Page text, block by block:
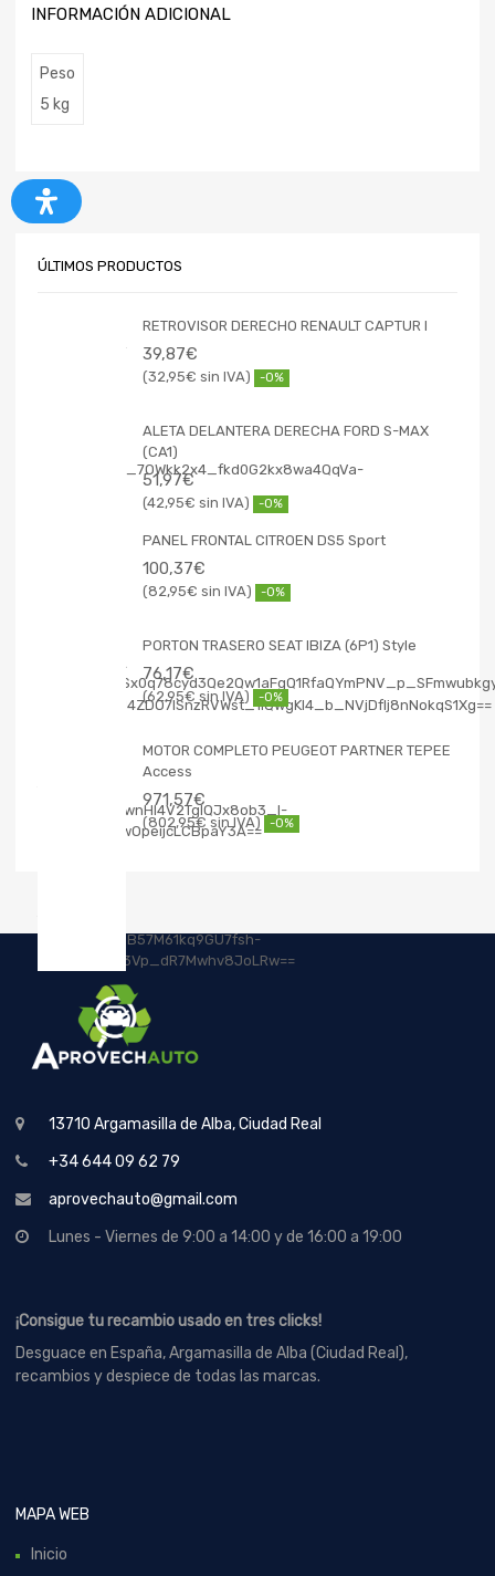
INFORMACIÓN ADICIONAL
Peso
5 kg
ÚLTIMOS PRODUCTOS
RETROVISOR DERECHO RENAULT CAPTUR I
39,87€
32,95€ -0%
ALETA DELANTERA DERECHA FORD S-MAX
(CA1)
51,97€
42,95€ -0%
PANEL FRONTAL CITROEN DS5 Sport
100,37€
82,95€ -0%
PORTON TRASERO SEAT IBIZA (6P1) Style
76,17€
62,95€ -0%
MOTOR COMPLETO PEUGEOT PARTNER TEPEE
Access
971,57€
802,95€ -0%
13710 Argamasilla de Alba, Ciudad Real
+34 644 09 62 79
aprovechauto@gmail.com
Lunes - Viernes de 9:00 a 14:00 y de 16:00 a 19:00
¡Consigue tu recambio usado en tres clicks!
Desguace en España, Argamasilla de Alba (Ciudad Real),
recambios y despiece de todas las marcas.
MAPA WEB
Inicio